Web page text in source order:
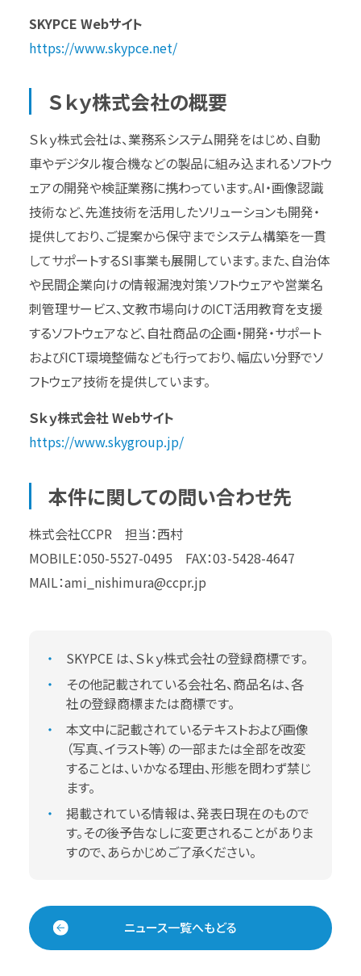
SKYPCE Webサイト
https://www.skypce.net/
Ｓｋｙ株式会社の概要
Ｓｋｙ株式会社は、業務系システム開発をはじめ、自動
車やデジタル複合機などの製品に組み込まれるソフトウ
ェアの開発や検証業務に携わっています。AI・画像認識
技術など、先進技術を活用したソリューションも開発・
提供しており、ご提案から保守までシステム構築を一貫
してサポートするSI事業も展開しています。また、自治体
や民間企業向けの情報漏洩対策ソフトウェアや営業名
刺管理サービス、文教市場向けのICT活用教育を支援
するソフトウェアなど、自社商品の企画・開発・サポート
およびICT環境整備なども行っており、幅広い分野でソ
フトウェア技術を提供しています。
Ｓｋｙ株式会社 Webサイト
https://www.skygroup.jp/
本件に関しての問い合わせ先
株式会社CCPR 担当：西村
MOBILE：050-5527-0495 FAX：03-5428-4647
MAIL：ami_nishimura@ccpr.jp
SKYPCE は、Ｓｋｙ株式会社の登録商標です。
その他記載されている会社名、商品名は、各
社の登録商標または商標です。
本文中に記載されているテキストおよび画像
（写真、イラスト等）の一部または全部を改変
することは、いかなる理由、形態を問わず禁じ
ます。
掲載されている情報は、発表日現在のもので
す。その後予告なしに変更されることがありま
すので、あらかじめご了承ください。
ニュース一覧へもどる